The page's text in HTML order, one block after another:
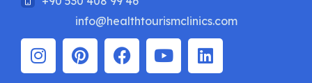
info@healthtourismclinics.com